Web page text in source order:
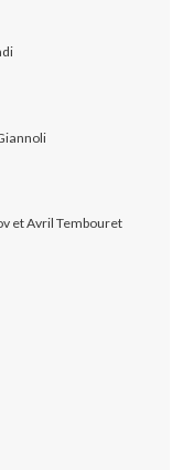
et Avril Tembouret